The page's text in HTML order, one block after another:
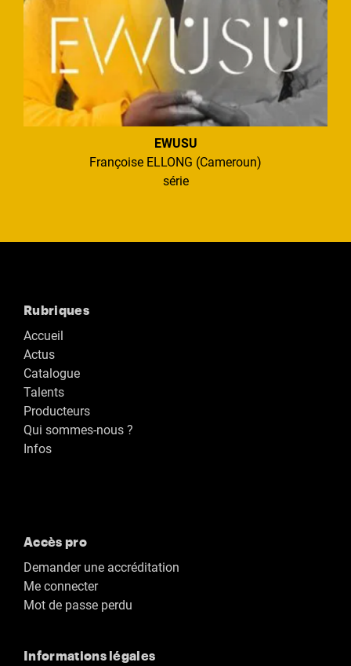
EWUSU
Françoise ELLONG (Cameroun)
série
Rubriques
Accueil
Actus
Catalogue
Talents
Producteurs
Qui sommes-nous ?
Infos
Accès pro
Demander une accréditation
Me connecter
Mot de passe perdu
Informations légales